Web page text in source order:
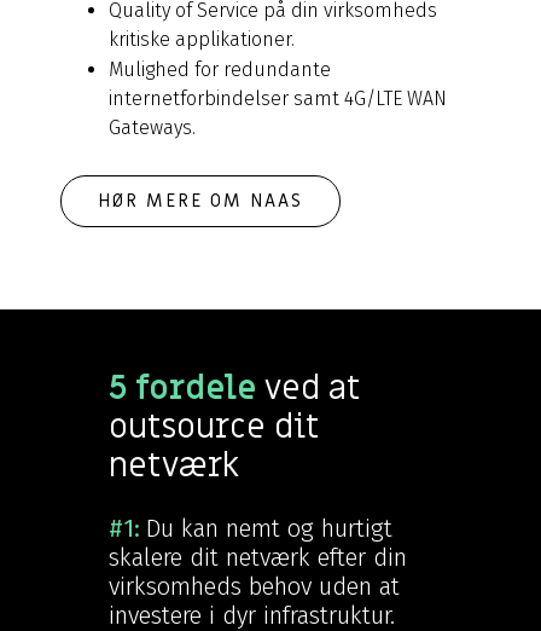
Quality of Service på din virksomheds
kritiske applikationer.
Mulighed for redundante
internetforbindelser samt 4G/LTE WAN
Gateways.
HØR MERE OM NAAS
5 fordele ved at
outsource dit
netværk
#1: Du kan nemt og hurtigt
skalere dit netværk efter din
virksomheds behov uden at
investere i dyr infrastruktur.